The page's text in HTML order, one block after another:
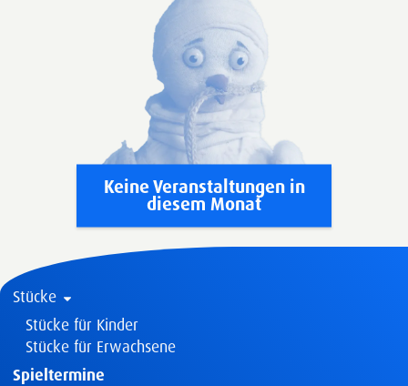
Keine Veranstaltungen in
diesem Monat
Stücke
Stücke für Kinder
Stücke für Erwachsene
Spieltermine